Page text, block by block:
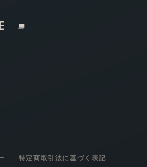
特定商取引法に基づく表記